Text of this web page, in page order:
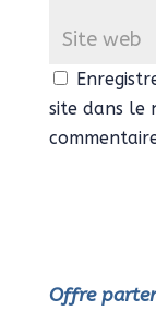
site dans le
Offre